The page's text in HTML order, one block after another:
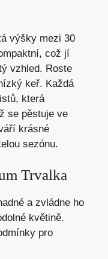
výšky mezi 30
což jí
vzhled. Roste
keř. Každá
která
se pěstuje ve
krásné
sezónu.
Trvalka
a zvládne ho
květině.
pro